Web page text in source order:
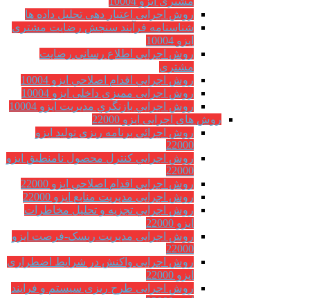
روش اجرایی اعتبار دهی تحلیل داده ها
شناسنامه فرآیند سنجش رضایت مشتری
ایزو 10004
روش اجرایی اطلاع رسانی رضایت
مشتری
روش اجرايي اقدام اصلاحي ایزو 10004
روش اجرایی ممیزی داخلی ایزو 10004
روش اجرايي بازنگري مديريت ایزو 10004
روش های اجرایی ایزو 22000
روش اجرائی برنامه ريزی توليد ایزو
22000
روش اجرايي كنترل محصول نامنطبق ایزو
22000
روش اجرايي اقدام اصلاحي ایزو 22000
روش اجرایی مدیریت منابع ایزو 22000
روش اجرايي تجزیه و تحلیل مخاطرات
ایزو 22000
روش اجرایی مدیریت ریسک-فرصت ایزو
22000
روش اجرایی واکنش در شرایط اضطراری
ایزو 22000
روش اجرایی طرح ریزی سیستم و فرایند